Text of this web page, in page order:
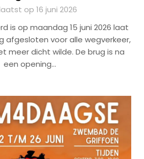
op 16 juni 2026
is op maandag 15 juni 2026 laat
afgesloten voor alle wegverkeer,
meer dicht wilde. De brug is na
een opening…